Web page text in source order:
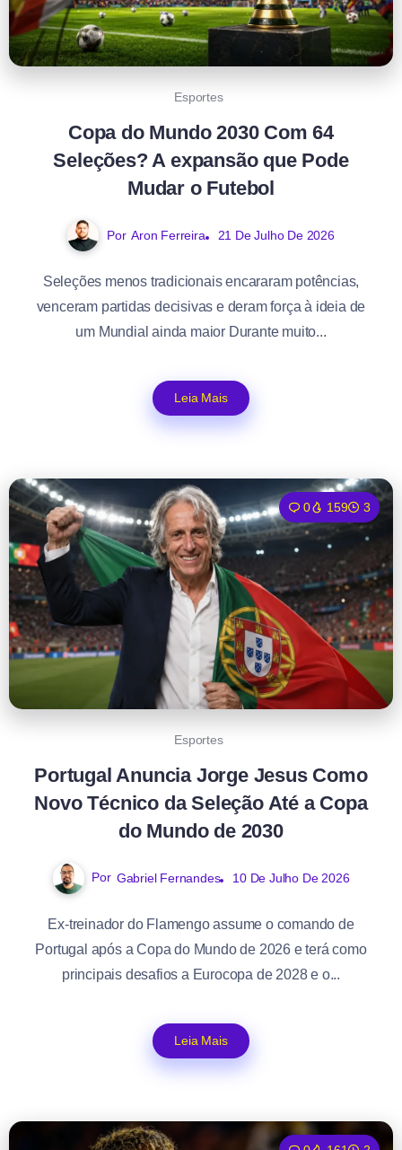
Esportes
Copa do Mundo 2030 Com 64
Seleções? A expansão que Pode
Mudar o Futebol
Por Aron Ferreira 21 De Julho De 2026
Seleções menos tradicionais encararam potências,
venceram partidas decisivas e deram força à ideia de
um Mundial ainda maior Durante muito...
Leia Mais
0 159 3
Esportes
Portugal Anuncia Jorge Jesus Como
Novo Técnico da Seleção Até a Copa
do Mundo de 2030
Por Gabriel Fernandes 10 De Julho De 2026
Ex-treinador do Flamengo assume o comando de
Portugal após a Copa do Mundo de 2026 e terá como
principais desafios a Eurocopa de 2028 e o...
Leia Mais